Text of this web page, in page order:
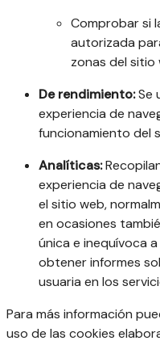
Comprobar si
autorizada
zonas del sitio
De rendimiento:Se
experiencia de
funcionamiento del
Analíticas:
experiencia de
el sitio web,
en ocasiones
única e inequívoca
obtener informes
usuaria en los
Para más información
uso de las cookies